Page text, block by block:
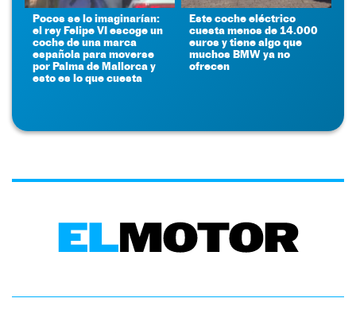
Pocos se lo imaginarían:
el rey Felipe VI escoge un
coche de una marca
española para moverse
por Palma de Mallorca y
esto es lo que cuesta
Este coche eléctrico
cuesta menos de 14.000
euros y tiene algo que
muchos BMW ya no
ofrecen